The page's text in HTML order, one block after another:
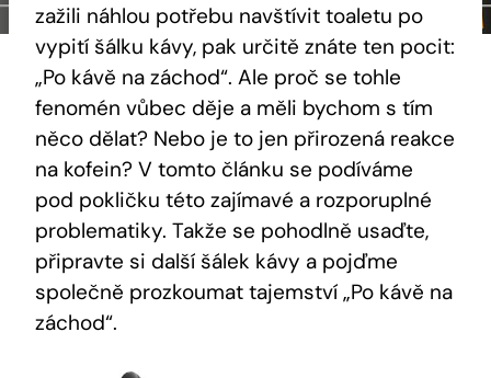
zažili náhlou potřebu navštívit toaletu po
vypití šálku kávy, pak určitě znáte ten pocit:
„Po kávě na záchod“. Ale proč se tohle
fenomén vůbec děje a měli bychom s tím
něco dělat? Nebo je to jen přirozená reakce
na kofein? V tomto článku se podíváme
pod pokličku této zajímavé a rozporuplné
problematiky. Takže se pohodlně usaďte,
připravte si další šálek kávy a pojďme
společně prozkoumat tajemství „Po kávě na
záchod“.